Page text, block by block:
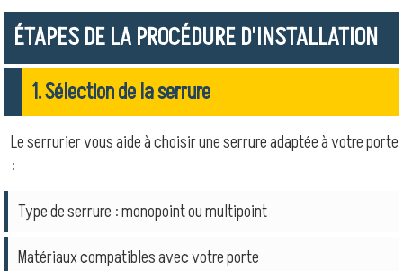
ÉTAPES DE LA PROCÉDURE D'INSTALLATION
1. Sélection de la serrure
Le serrurier vous aide à choisir une serrure adaptée à votre porte
:
Type de serrure : monopoint ou multipoint
Matériaux compatibles avec votre porte